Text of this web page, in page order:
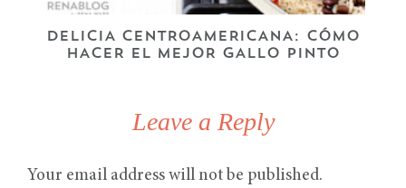
DELICIA CENTROAMERICANA: CÓMO
HACER EL MEJOR GALLO PINTO
Leave a Reply
Your email address will not be published.